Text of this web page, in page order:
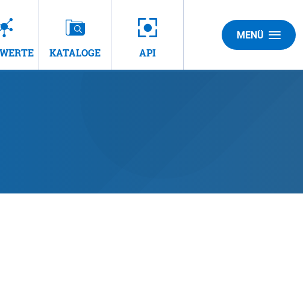
KATALOGE API
MENÜ